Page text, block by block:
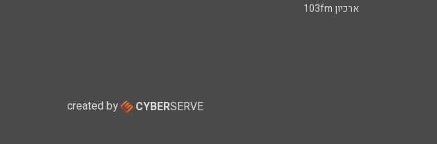
ארכיון 103fm
created by CYBERSERVE